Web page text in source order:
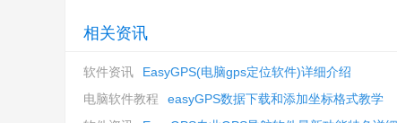
相关资讯
软件资讯 EasyGPS(电脑gps定位软件)详细介绍
电脑软件教程
easyGPS数据下载和添加坐标格式教学